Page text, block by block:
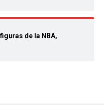
de la NBA,